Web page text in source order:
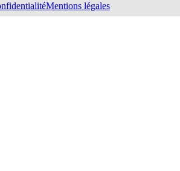
Mentions légales